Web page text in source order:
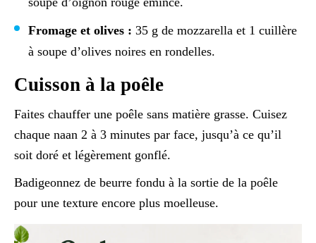
Fromage et olives : 35 g de mozzarella et 1 cuillère
à soupe d’olives noires en rondelles.
Cuisson à la poêle
Faites chauffer une poêle sans matière grasse. Cuisez
chaque naan 2 à 3 minutes par face, jusqu’à ce qu’il
soit doré et légèrement gonflé.
Badigeonnez de beurre fondu à la sortie de la poêle
pour une texture encore plus moelleuse.